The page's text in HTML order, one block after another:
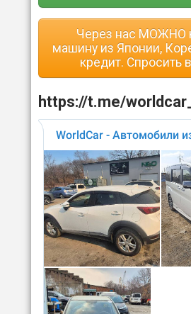
Через нас МОЖНО
машину из Японии,
кредит. Спросить
https://t.me/